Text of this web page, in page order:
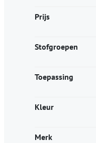
Prijs
Stofgroepen
Toepassing
Kleur
Merk
op
productpagina